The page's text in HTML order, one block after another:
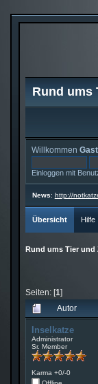
Rund ums
Willkommen Gast
Einloggen mit
News: http://
Übersicht Hilfe
Rund ums Tier und
Seiten: [1]
Autor
Inselkatze
Administrator
Sr. Member
Karma +0/-0